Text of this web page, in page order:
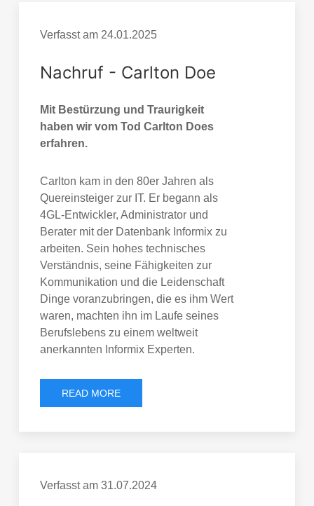
Verfasst am 24.01.2025
Nachruf - Carlton Doe
Mit Bestürzung und Traurigkeit
haben wir vom Tod Carlton Does
erfahren.
Carlton kam in den 80er Jahren als
Quereinsteiger zur IT. Er begann als
4GL-Entwickler, Administrator und
Berater mit der Datenbank Informix zu
arbeiten. Sein hohes technisches
Verständnis, seine Fähigkeiten zur
Kommunikation und die Leidenschaft
Dinge voranzubringen, die es ihm Wert
waren, machten ihn im Laufe seines
Berufslebens zu einem weltweit
anerkannten Informix Experten.
READ MORE
Verfasst am 31.07.2024